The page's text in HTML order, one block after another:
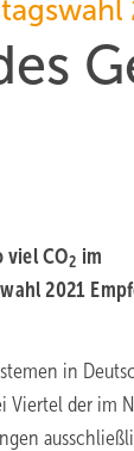
viel CO2 im
2021
in
Viertel der im